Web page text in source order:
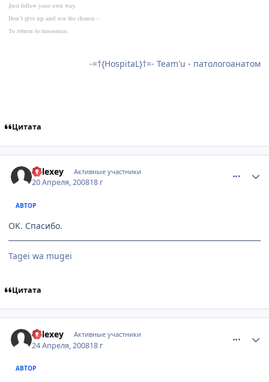
Just follow your own way.
Don't give up and use the chance -
To return to innocence.
-=†{HospitaL}†=- Team'u - патологоанатом
Цитата
Relexey Активные участники
20 Апреля, 200818 г
АВТОР
OK. Спасибо.
Tagei wa mugei
Цитата
Relexey Активные участники
24 Апреля, 200818 г
АВТОР